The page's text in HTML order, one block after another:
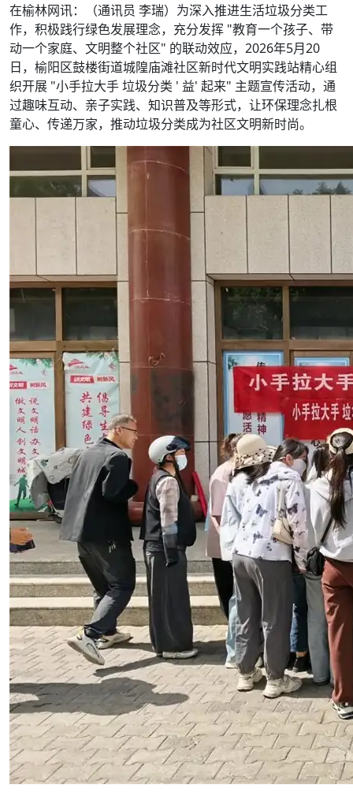
在榆林网讯：（通讯员 李瑞）为深入推进生活垃圾分类工
作，积极践行绿色发展理念，充分发挥 "教育一个孩子、带
动一个家庭、文明整个社区" 的联动效应，2026年5月20
日，榆阳区鼓楼街道城隍庙滩社区新时代文明实践站精心组
织开展 "小手拉大手 垃圾分类 ' 益' 起来" 主题宣传活动，通
过趣味互动、亲子实践、知识普及等形式，让环保理念扎根
童心、传递万家，推动垃圾分类成为社区文明新时尚。